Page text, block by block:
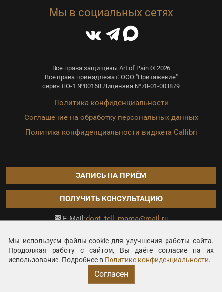
Мы используем файлы-cookie для улучшения работы сайта.
Продолжая работу с сайтом, Вы даёте согласие на их
использование. Подробнее в Политике конфиденциальности.
Согласен
Мы в социальных сетях
Все права защищены Art of Pain © 2026
Все права принадлежат: ООО "Притяжение"
серия ЛО-1 №00168 Лицензия №78-01-003879
Политика конфиденциальности
Соглашение на обработку персональных данных
Политика конфиденциальности виджета Callibri
ЗАПИСЬ НА ПРИЁМ
ПОЛУЧИТЬ КОНСУЛЬТАЦИЮ
E-Mail:dont_tell_mama@mail.ru